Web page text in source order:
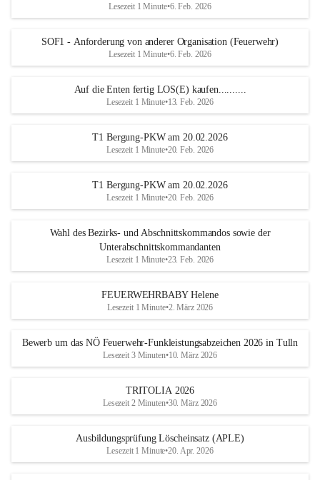
Lesezeit 1 Minute•6. Feb. 2026
SOF1 - Anforderung von anderer Organisation (Feuerwehr)
Lesezeit 1 Minute•6. Feb. 2026
Auf die Enten fertig LOS(E) kaufen..........
Lesezeit 1 Minute•13. Feb. 2026
T1 Bergung-PKW am 20.02.2026
Lesezeit 1 Minute•20. Feb. 2026
T1 Bergung-PKW am 20.02.2026
Lesezeit 1 Minute•20. Feb. 2026
Wahl des Bezirks- und Abschnittskommandos sowie der
Unterabschnittskommandanten
Lesezeit 1 Minute•23. Feb. 2026
FEUERWEHRBABY Helene
Lesezeit 1 Minute•2. März 2026
Bewerb um das NÖ Feuerwehr-Funkleistungsabzeichen 2026 in Tulln
Lesezeit 3 Minuten•10. März 2026
TRITOLIA 2026
Lesezeit 2 Minuten•30. März 2026
Ausbildungsprüfung Löscheinsatz (APLE)
Lesezeit 1 Minute•20. Apr. 2026